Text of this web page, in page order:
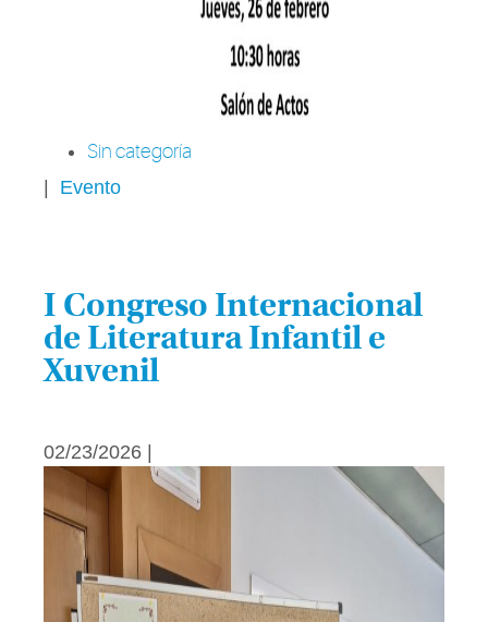
Sin categoría
| Evento
I Congreso Internacional
de Literatura Infantil e
Xuvenil
02/23/2026 |